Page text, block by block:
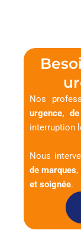
Nos
urgence,
interruption
Nous
de marques,
et soignée.